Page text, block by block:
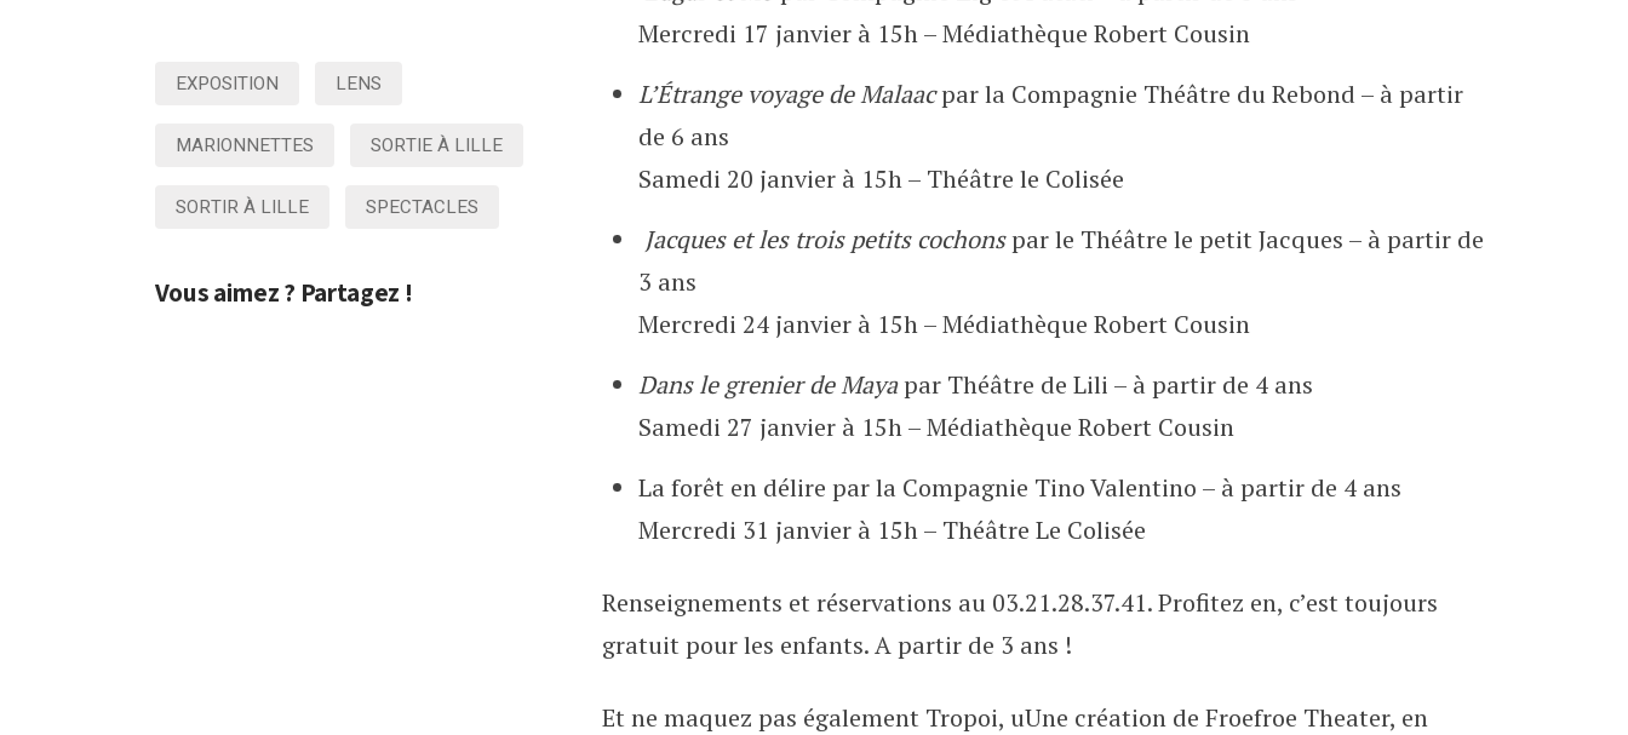
Mercredi 17 janvier à 15h – Médiathèque Robert Cousin
L’Étrange voyage de Malaacpar la Compagnie Théâtre du Rebond – à partir
de 6 ans
Samedi 20 janvier à 15h – Théâtre le Colisée
Jacques et les trois petits cochonspar le Théâtre le petit Jacques – à partir de
3 ans
Mercredi 24 janvier à 15h – Médiathèque Robert Cousin
Dans le grenier de Mayapar Théâtre de Lili – à partir de 4 ans
Samedi 27 janvier à 15h – Médiathèque Robert Cousin
La forêt en délire par la Compagnie Tino Valentino – à partir de 4 ans
Mercredi 31 janvier à 15h – Théâtre Le Colisée
Renseignements et réservations au 03.21.28.37.41. Profitez en, c’est toujours
gratuit pour les enfants. A partir de 3 ans !
Et ne maquez pas également Tropoi, uUne création de Froefroe Theater, en
EXPOSITION LENS
MARIONNETTES SORTIE À LILLE
SORTIR À LILLE SPECTACLES
Vous aimez ? Partagez !